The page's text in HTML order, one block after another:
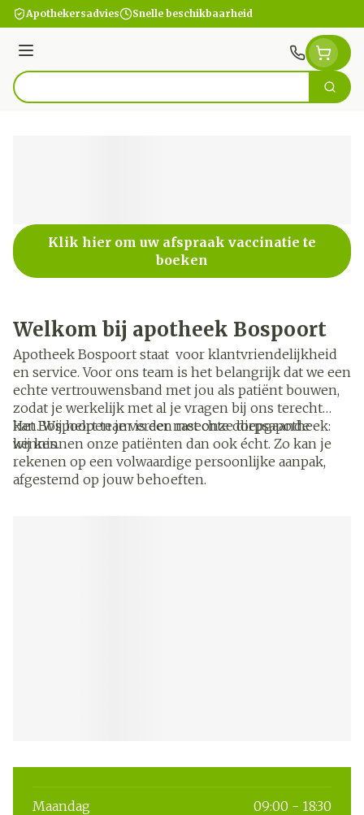
Ga naar de inhoud
Apothekersadvies Snelle beschikbaarheid
Menu
Product, merk, categorie... Zoek
Klik hier om uw afspraak vaccinatie te
boeken
Welkom bij apotheek Bospoort
Apotheek Bospoort staat voor klantvriendelijkheid
en service. Voor ons team is het belangrijk dat we een
echte vertrouwensband met jou als patiënt bouwen,
zodat je werkelijk met al je vragen bij ons terecht
kan. Wij helpen je verder met onze diepgaande
kennis.
Het Bospoort team is een rasechte dorpsapotheek:
wij kennen onze patiënten dan ook écht. Zo kan je
rekenen op een volwaardige persoonlijke aanpak,
afgestemd op jouw behoeften.
Maandag 09:00 - 18:30